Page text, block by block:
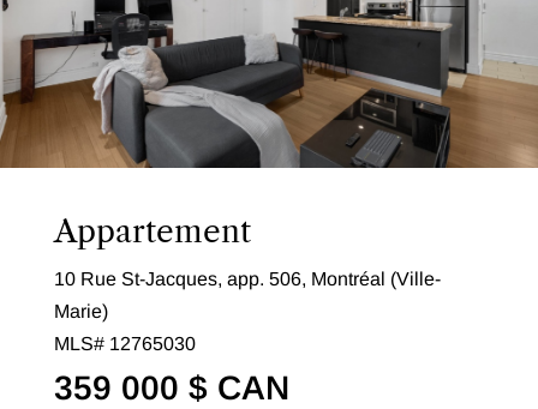
Appartement
10 Rue St-Jacques, app. 506, Montréal (Ville-
Marie)
MLS# 12765030
359 000 $ CAN